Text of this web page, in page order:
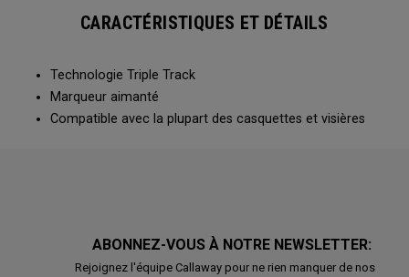
CARACTÉRISTIQUES ET DÉTAILS
Technologie Triple Track
Marqueur aimanté
Compatible avec la plupart des casquettes et visières
ABONNEZ-VOUS À NOTRE NEWSLETTER:
Rejoignez l'équipe Callaway pour ne rien manquer de nos